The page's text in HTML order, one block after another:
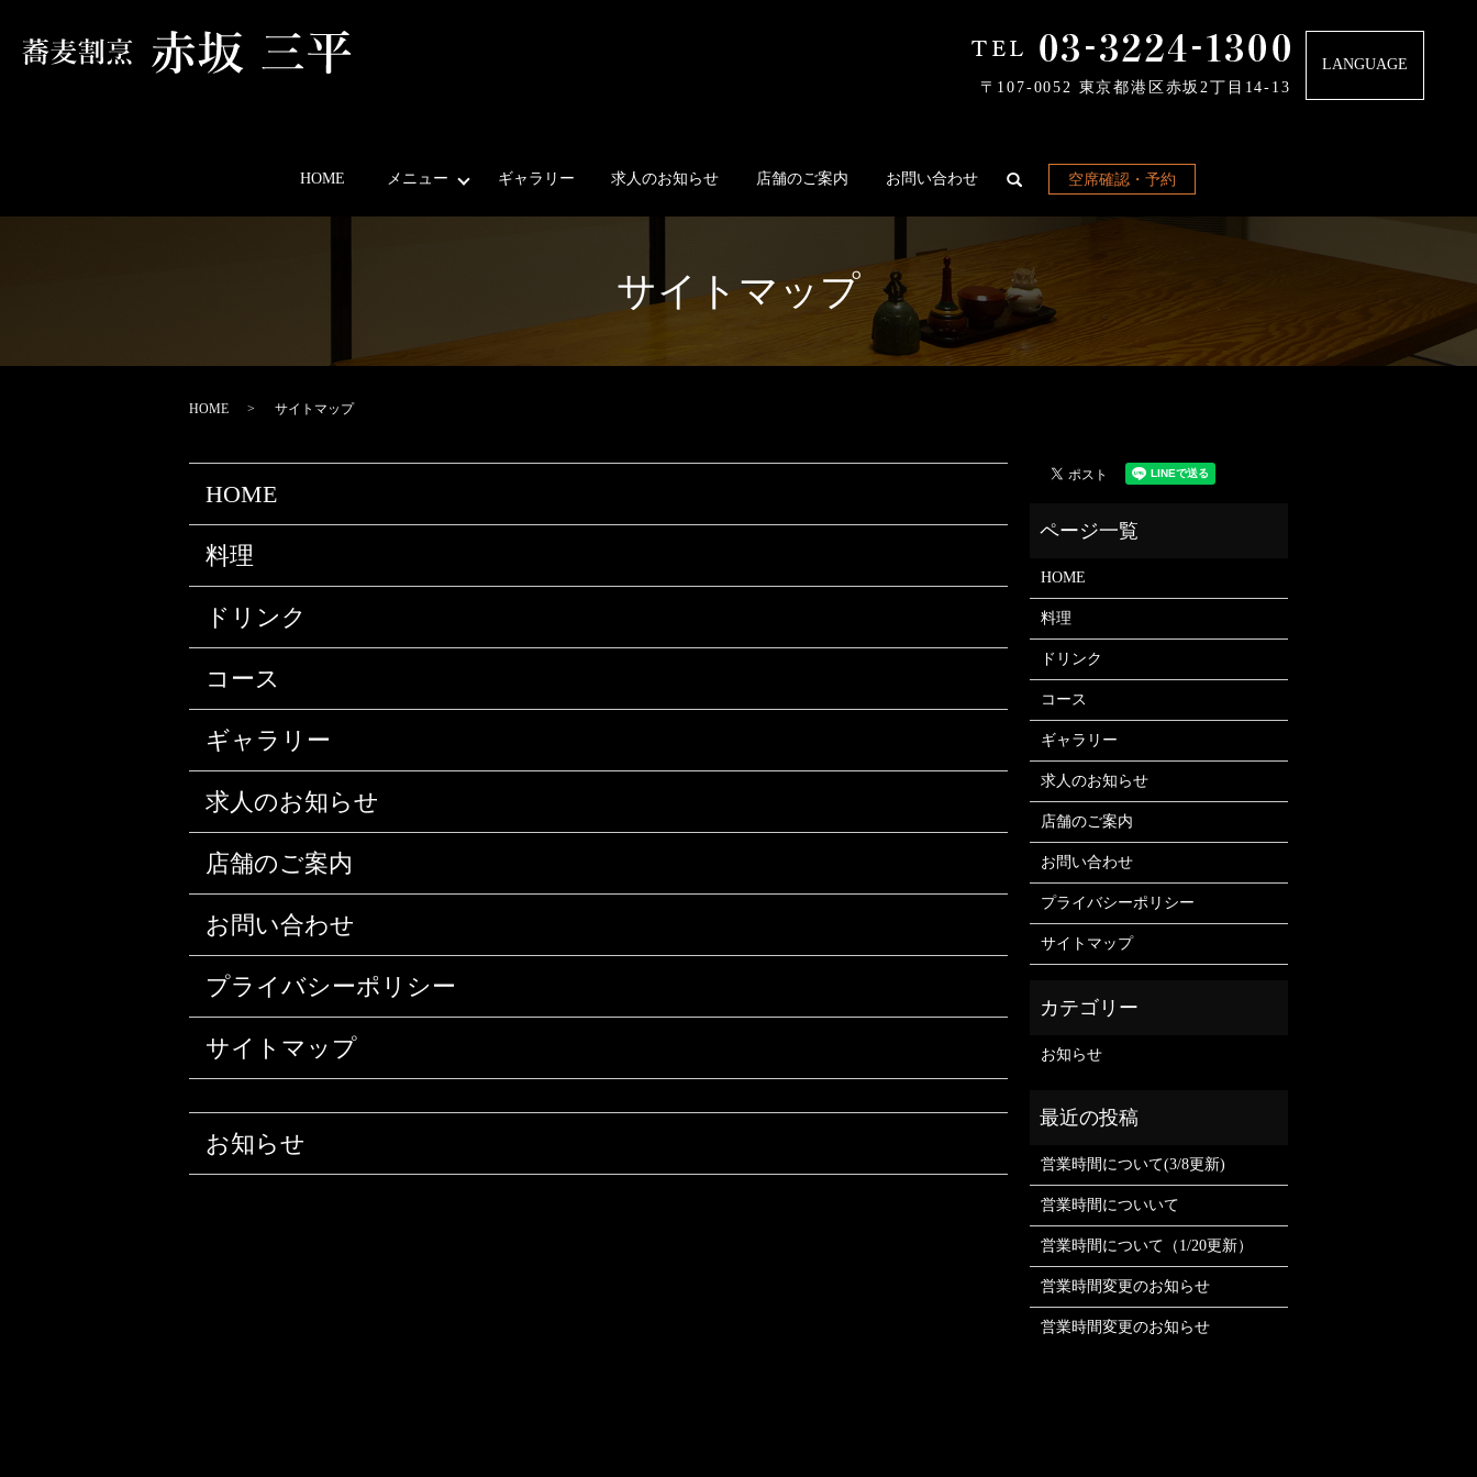
〒107-0052 東京都港区赤坂2丁目14-13
LANGUAGE
HOME メニュー ギャラリー 求人のお知らせ 店舗のご案内 お問い合わせ search 空席確認・予約
サイトマップ
HOME サイトマップ
HOME
料理
ドリンク
コース
ギャラリー
求人のお知らせ
店舗のご案内
お問い合わせ
プライバシーポリシー
サイトマップ
お知らせ
HOME
料理
ドリンク
コース
ギャラリー
求人のお知らせ
店舗のご案内
お問い合わせ
プライバシーポリシー
サイトマップ
お知らせ
営業時間について(3/8更新)
営業時間についいて
営業時間について（1/20更新）
営業時間変更のお知らせ
営業時間変更のお知らせ